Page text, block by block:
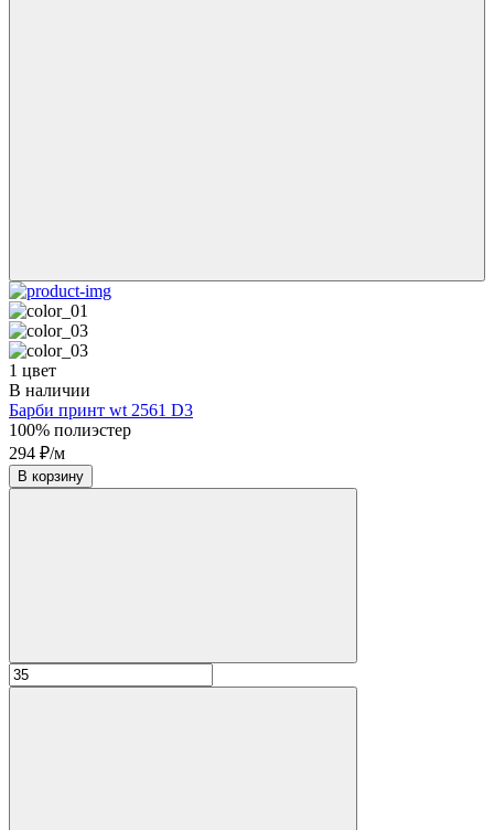
1 цвет
В наличии
Барби принт wt 2561 D3
100% полиэстер
294 ₽/м
В корзину